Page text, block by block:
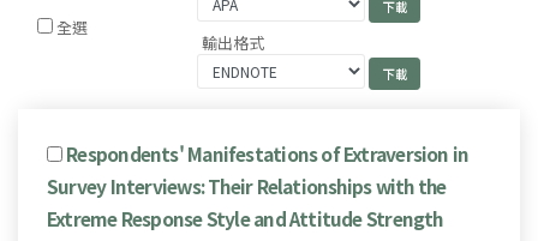
全選
輸出格式
Respondents' Manifestations of Extraversion in
Survey Interviews: Their Relationships with the
Extreme Response Style and Attitude Strength